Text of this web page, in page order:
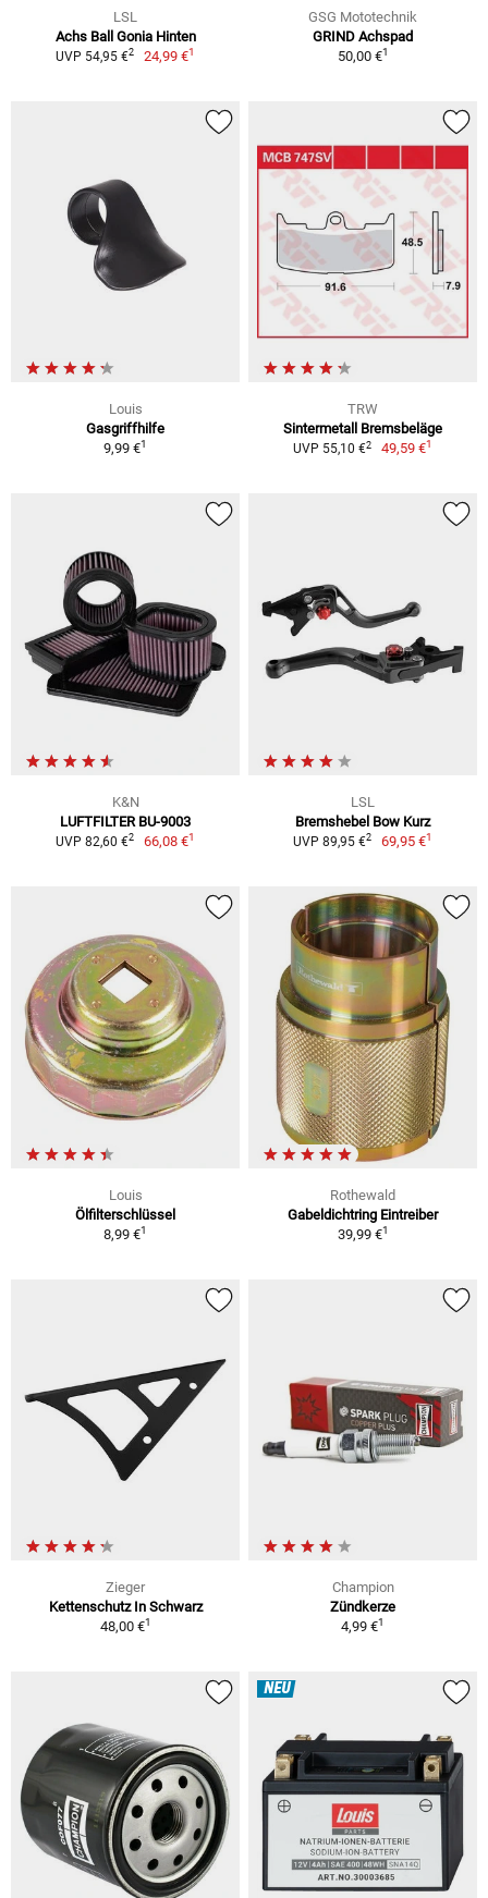
LSL
Achs Ball Gonia Hinten
UVP 54,95 €2 24,99 €1
GSG Mototechnik
GRIND Achspad
50,00 €1
Louis
Gasgriffhilfe
9,99 €1
TRW
Sintermetall Bremsbeläge
UVP 55,10 €2 49,59 €1
K&N
LUFTFILTER BU-9003
UVP 82,60 €2 66,08 €1
LSL
Bremshebel Bow Kurz
UVP 89,95 €2 69,95 €1
Louis
Ölfilterschlüssel
8,99 €1
Rothewald
Gabeldichtring Eintreiber
39,99 €1
Zieger
Kettenschutz In Schwarz
48,00 €1
Champion
Zündkerze
4,99 €1
NEU